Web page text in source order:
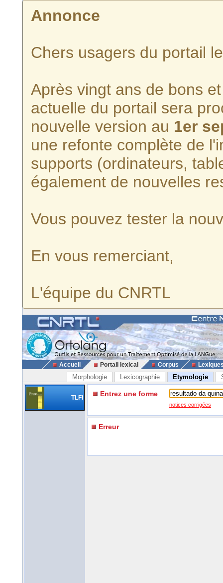
Annonce
Chers usagers du portail
Après vingt ans de bons
actuelle du portail sera
nouvelle version au 1er
une refonte complète de
supports (ordinateurs,
également de nouvelles
Vous pouvez tester la
En vous remerciant,
L'équipe du CNRTL
Accueil Portail lexical Corpus
Morphologie Lexicographie Etymologie
TLFi Entrez une forme
notices corrigées
Erreur